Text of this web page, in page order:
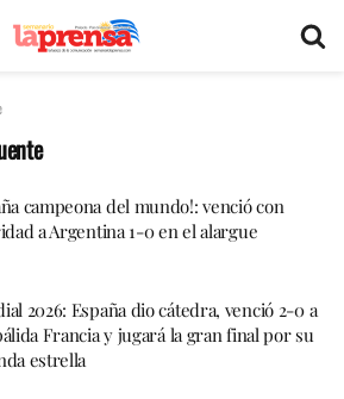
campeona del mundo!: venció con
a Argentina 1-0 en el alargue
2026: España dio cátedra, venció 2-0 a
Francia y jugará la gran final por su
estrella